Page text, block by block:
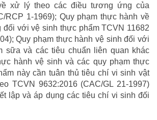
xử lý theo các điều tương ứng của
RCP 1-1969); Quy phạm thực hành về
đối với vệ sinh thực phẩm TCVN 11682
Quy phạm thực hành vệ sinh đối với
sữa và các tiêu chuẩn liên quan khác
hành vệ sinh và các quy phạm thực
này cần tuân thủ tiêu chí vi sinh vật
TCVN 9632:2016 (CAC/GL 21-1997)
lập và áp dụng các tiêu chí vi sinh đối